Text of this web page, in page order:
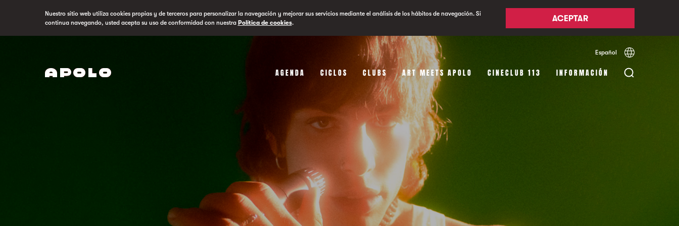
Nuestro sitio web utiliza cookies propias y de terceros para personalizar la navegación y mejorar sus servicios mediante el análisis de los hábitos de navegación. Si
continua navegando, usted acepta su uso de conformidad con nuestra Política de cookies. ACEPTAR
Español Català
AGENDA CICLOS CLUBS ART MEETS APOLO CINECLUB 113 INFORMACIÓN